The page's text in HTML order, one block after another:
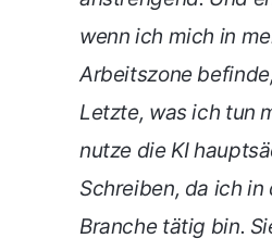
wenn ich mich in
Arbeitszone
Letzte, was ich tun
nutze die KI
Schreiben, da ich
Branche tätig bin.